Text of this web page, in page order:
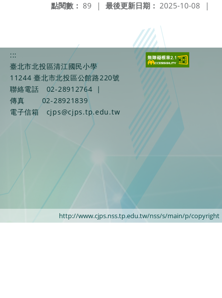
最後更新日期： 2025-10-08 |
點閱數： 89 |
:::
臺北市北投區清江國民小學
11244 臺北市北投區公館路220號
聯絡電話
02-28912764
|
傳真
02-28921839
電子信箱
cjps@cjps.tp.edu.tw
http://www.cjps.nss.tp.edu.tw/nss/s/main/p/copyright